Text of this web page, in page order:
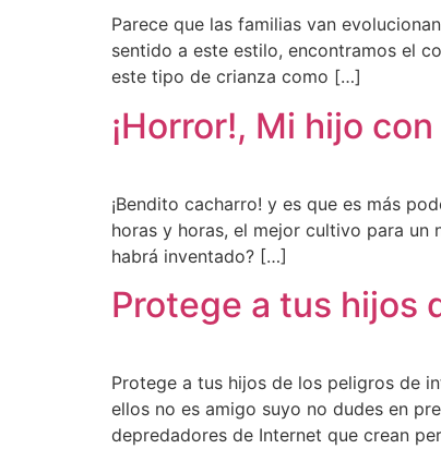
Parece que las familias van
sentido a este estilo, encontramos el
este tipo de crianza como […]
¡Horror!, Mi hijo
¡Bendito cacharro! y es que es más
horas y horas, el mejor cultivo para un
habrá inventado? […]
Protege a tus hijos
Protege a tus hijos de los peligros de
ellos no es amigo suyo no dudes en
depredadores de Internet que crean